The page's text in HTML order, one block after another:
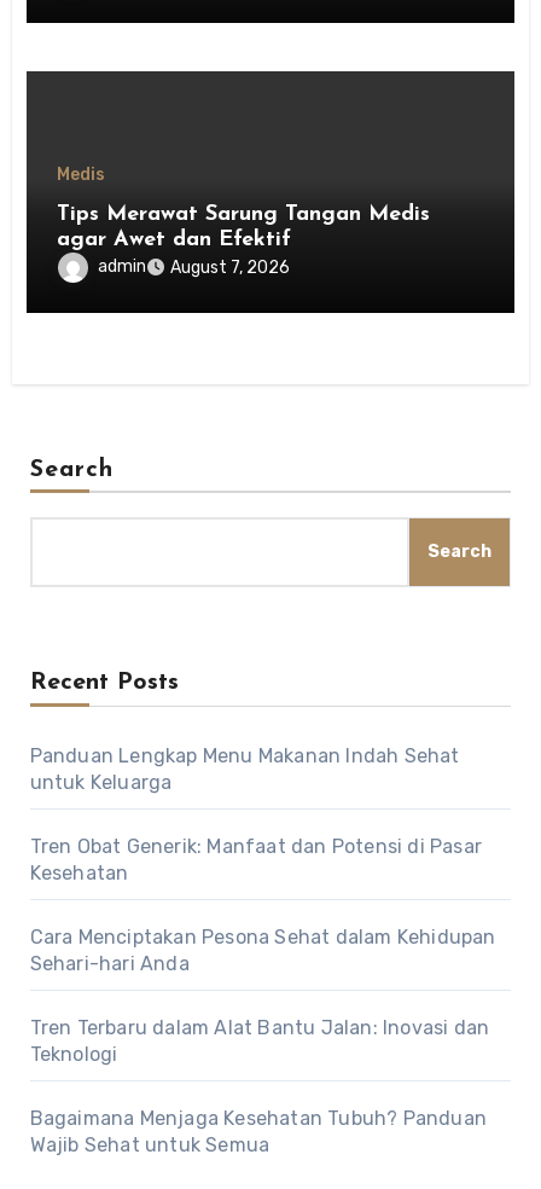
Medis
Tips Merawat Sarung Tangan Medis
agar Awet dan Efektif
admin August 7, 2026
Search
Search
Recent Posts
Panduan Lengkap Menu Makanan Indah Sehat
untuk Keluarga
Tren Obat Generik: Manfaat dan Potensi di Pasar
Kesehatan
Cara Menciptakan Pesona Sehat dalam Kehidupan
Sehari-hari Anda
Tren Terbaru dalam Alat Bantu Jalan: Inovasi dan
Teknologi
Bagaimana Menjaga Kesehatan Tubuh? Panduan
Wajib Sehat untuk Semua